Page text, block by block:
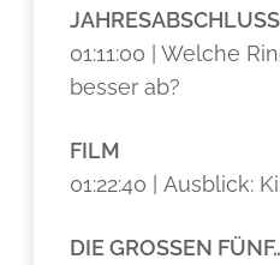
01:11:00 |
Welche
besser ab?
FILM
01:22:40 | Ausblick:
DIE GROSSEN